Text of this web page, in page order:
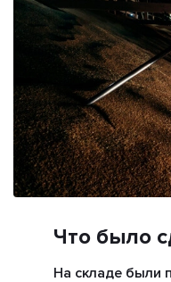
Что было
На складе были